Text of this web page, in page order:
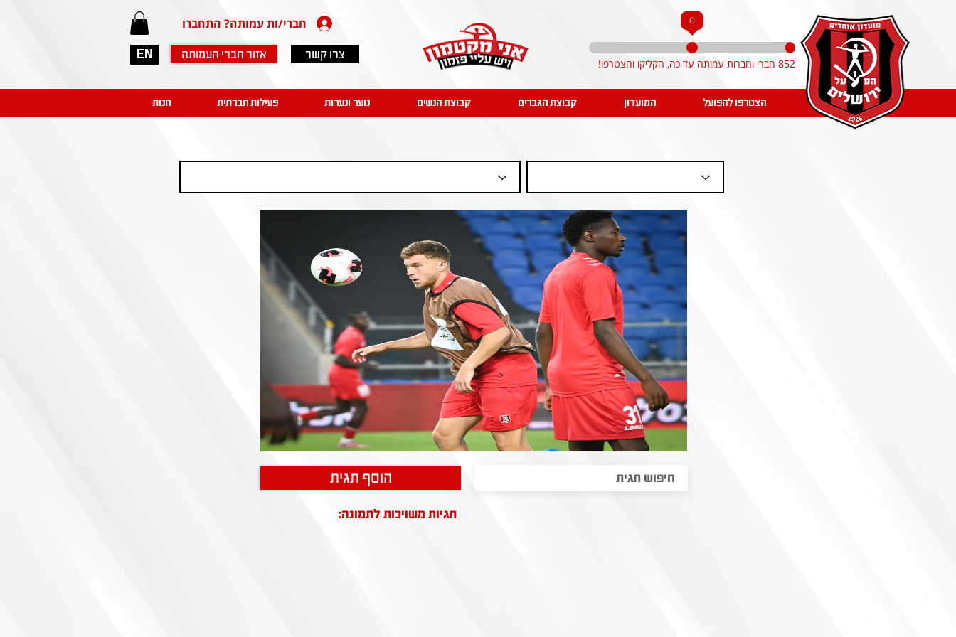
EN
חברי/ות עמותה? התחברו
אזור חברי העמותה צרו קשר
0
852 חברי וחברות עמותה עד כה, הקליקו והצטרפו!
הצטרפו להפועל המועדון קבוצת הגברים קבוצת הנשים נוער ונערות פעילות חברתית חנות
הוסף תגית
תגיות משויכות לתמונה: